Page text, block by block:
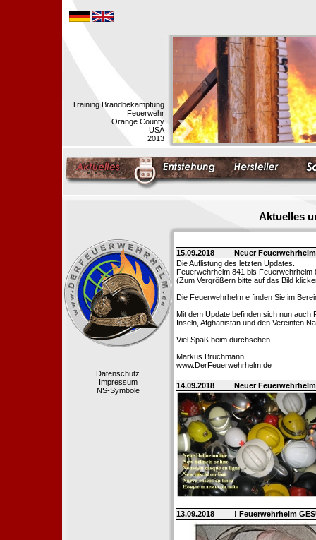
Training Brandbekämpfung
Feuerwehr
Orange County
USA
2013
Aktuelles
Datenschutz
Impressum
NS-Symbole
15.09.2018
Neuer
Die Auflistung des letzten Updates.
Feuerwehrhelm 841 bis Feuerwehrhelm
(Zum Vergrößern bitte auf das Bild
Die Feuerwehrhelm e finden Sie im
Mit dem Update befinden sich nun auch
Inseln, Afghanistan und den Vereinten
Viel Spaß beim durchsehen
Markus Bruchmann
www.DerFeuerwehrhelm.de
14.09.2018 Neuer
13.09.2018 ! Feuerwehrhelm